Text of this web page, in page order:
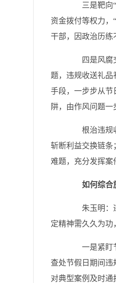
三是靶向“
资金拨付等权力，
干部，因政治历练
四是风腐交
题，违规收送礼品
手段，一步步从节
阱，由作风问题
根治违规收
斩断利益交换链条
难题，充分发挥
如何综合
朱玉明：违
定精神需久久为功
一是紧盯节
查处节假日期间违
对典型案例及时